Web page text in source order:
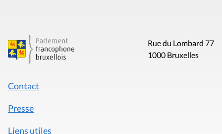
Rue du Lombard 77
1000 Bruxelles
Contact
Presse
Liens utiles